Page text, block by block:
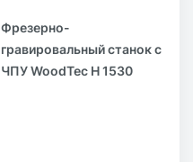
Фрезерно-
гравировальный станок с
ЧПУ WoodTec H 1530